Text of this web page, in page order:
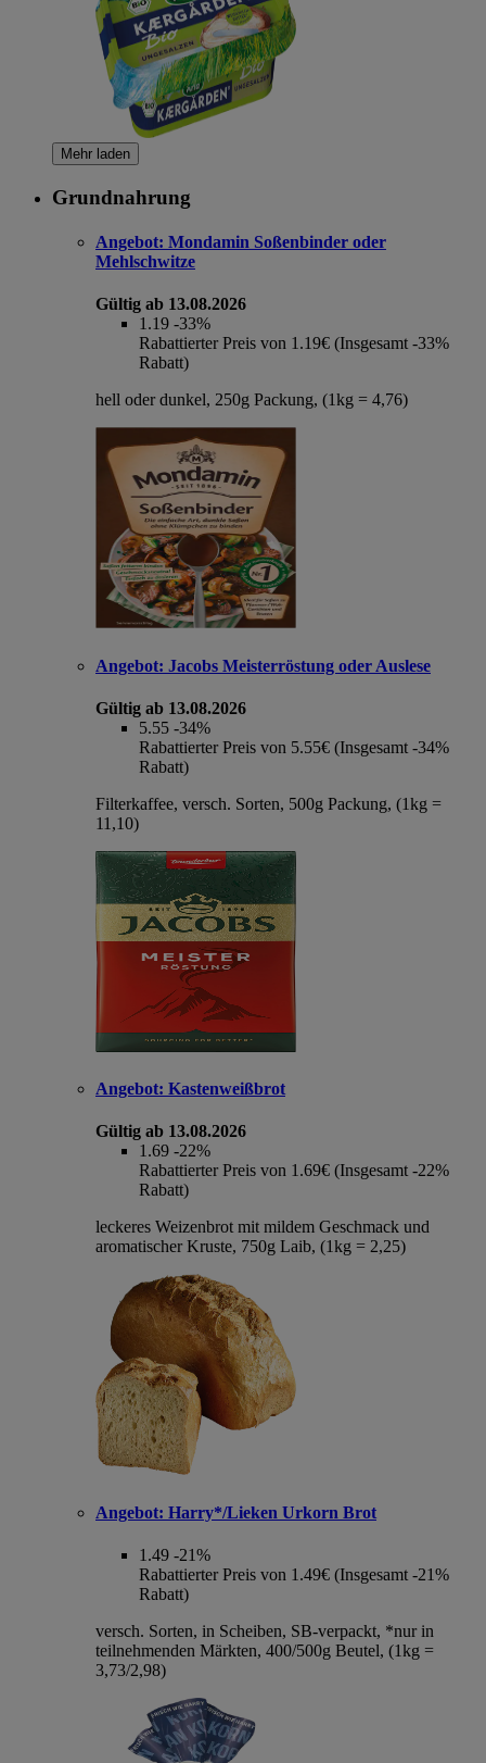
Mehr laden
Grundnahrung
Angebot: Mondamin Soßenbinder oder
Mehlschwitze
Gültig ab 13.08.2026
1.19 -33%
Rabattierter Preis von 1.19€ (Insgesamt -33%
Rabatt)
hell oder dunkel, 250g Packung, (1kg = 4,76)
Angebot: Jacobs Meisterröstung oder Auslese
Gültig ab 13.08.2026
5.55 -34%
Rabattierter Preis von 5.55€ (Insgesamt -34%
Rabatt)
Filterkaffee, versch. Sorten, 500g Packung, (1kg =
11,10)
Angebot: Kastenweißbrot
Gültig ab 13.08.2026
1.69 -22%
Rabattierter Preis von 1.69€ (Insgesamt -22%
Rabatt)
leckeres Weizenbrot mit mildem Geschmack und
aromatischer Kruste, 750g Laib, (1kg = 2,25)
Angebot: Harry*/Lieken Urkorn Brot
1.49 -21%
Rabattierter Preis von 1.49€ (Insgesamt -21%
Rabatt)
versch. Sorten, in Scheiben, SB-verpackt, *nur in
teilnehmenden Märkten, 400/500g Beutel, (1kg =
3,73/2,98)